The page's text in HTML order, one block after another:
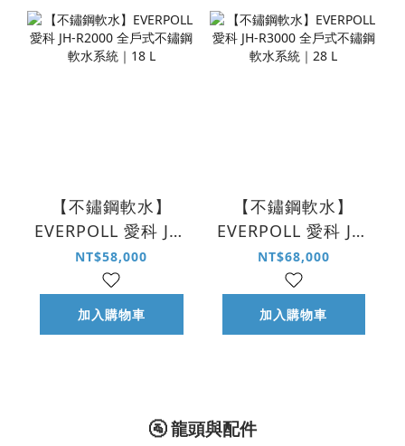
【不鏽鋼軟水】
EVERPOLL 愛科 JH-
R2000 全戶式不鏽
鋼軟水系統｜18 L
NT$58,000
加入購物車
【不鏽鋼軟水】
EVERPOLL 愛科 JH-
R3000 全戶式不鏽
鋼軟水系統｜28 L
NT$68,000
加入購物車
🚰 龍頭與配件